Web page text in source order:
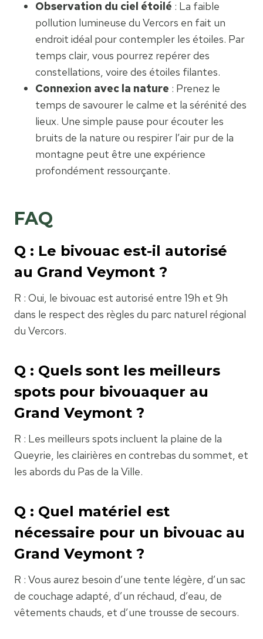
Observation du ciel étoilé : La faible
pollution lumineuse du Vercors en fait un
endroit idéal pour contempler les étoiles. Par
temps clair, vous pourrez repérer des
constellations, voire des étoiles filantes.
Connexion avec la nature : Prenez le
temps de savourer le calme et la sérénité des
lieux. Une simple pause pour écouter les
bruits de la nature ou respirer l’air pur de la
montagne peut être une expérience
profondément ressourçante.
FAQ
Q : Le bivouac est-il autorisé
au Grand Veymont ?
R : Oui, le bivouac est autorisé entre 19h et 9h
dans le respect des règles du parc naturel régional
du Vercors.
Q : Quels sont les meilleurs
spots pour bivouaquer au
Grand Veymont ?
R : Les meilleurs spots incluent la plaine de la
Queyrie, les clairières en contrebas du sommet, et
les abords du Pas de la Ville.
Q : Quel matériel est
nécessaire pour un bivouac au
Grand Veymont ?
R : Vous aurez besoin d’une tente légère, d’un sac
de couchage adapté, d’un réchaud, d’eau, de
vêtements chauds, et d’une trousse de secours.